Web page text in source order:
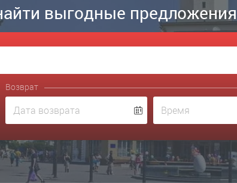
выгодные
Возврат